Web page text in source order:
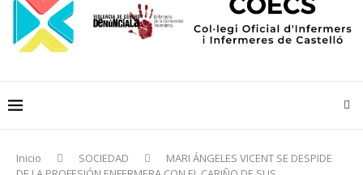
Inicio SOCIEDAD
MARI ÁNGELES VICENT SE DESPIDE